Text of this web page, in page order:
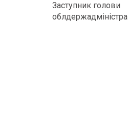
Заступник голови